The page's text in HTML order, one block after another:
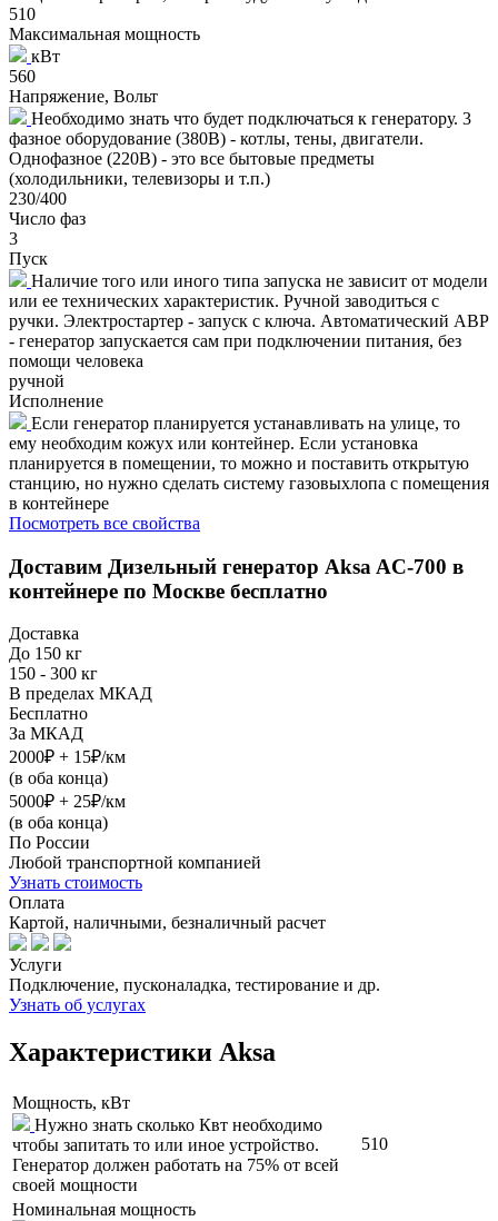
510
Максимальная мощность
кВт
560
Напряжение, Вольт
Необходимо знать что будет подключаться к генератору. 3
фазное оборудование (380В) - котлы, тены, двигатели.
Однофазное (220В) - это все бытовые предметы
(холодильники, телевизоры и т.п.)
230/400
Число фаз
3
Пуск
Наличие того или иного типа запуска не зависит от модели
или ее технических характеристик. Ручной заводиться с
ручки. Электростартер - запуск с ключа. Автоматический АВР
- генератор запускается сам при подключении питания, без
помощи человека
ручной
Исполнение
Если генератор планируется устанавливать на улице, то
ему необходим кожух или контейнер. Если установка
планируется в помещении, то можно и поставить открытую
станцию, но нужно сделать систему газовыхлопа с помещения
в контейнере
Посмотреть все свойства
Доставим Дизельный генератор Aksa AC-700 в
контейнере по Москве бесплатно
Доставка
До 150 кг
150 - 300 кг
В пределах МКАД
Бесплатно
За МКАД
2000₽ + 15₽/км
(в оба конца)
5000₽ + 25₽/км
(в оба конца)
По России
Любой транспортной компанией
Узнать стоимость
Оплата
Картой, наличными, безналичный расчет
Услуги
Подключение, пусконаладка, тестирование и др.
Узнать об услугах
Характеристики Aksa
Мощность, кВт
Нужно знать сколько Квт необходимо
чтобы запитать то или иное устройство.
Генератор должен работать на 75% от всей
своей мощности
510
Номинальная мощность